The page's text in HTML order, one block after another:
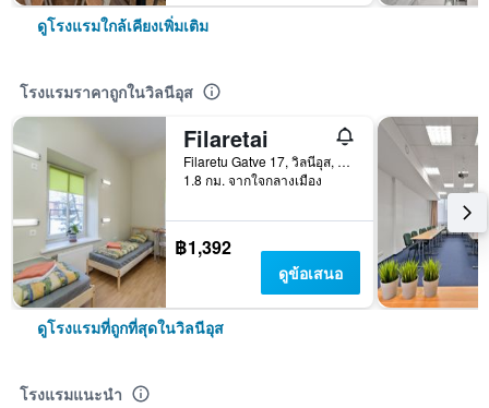
ดูโรงแรมใกล้เคียงเพิ่มเติม
โรงแรมราคาถูกในวิลนีอุส
Filaretai
Filaretu Gatve 17, วิลนีอุส, ลิทัวเนีย
1.8 กม. จากใจกลางเมือง
฿1,392
ดูข้อเสนอ
ดูโรงแรมที่ถูกที่สุดในวิลนีอุส
โรงแรมแนะนำ